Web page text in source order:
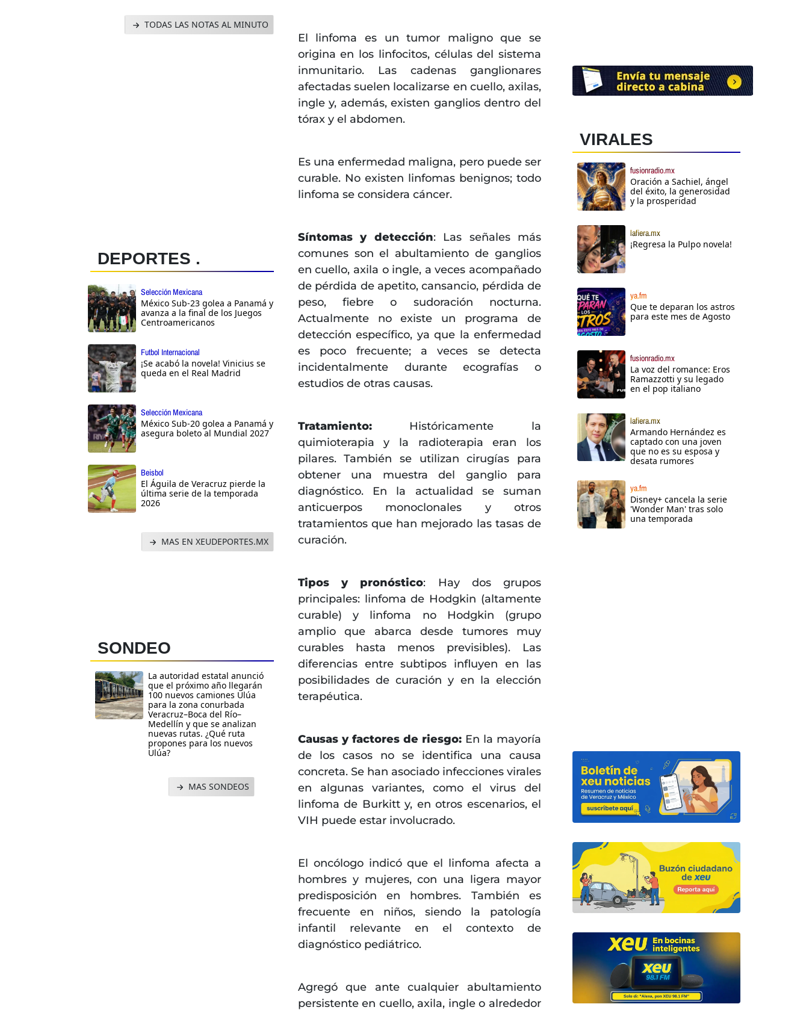
TODAS LAS NOTAS AL MINUTO
DEPORTES .
Selección Mexicana
México Sub-23 golea a Panamá y
avanza a la final de los Juegos
Centroamericanos
Futbol Internacional
¡Se acabó la novela! Vinicius se
queda en el Real Madrid
Selección Mexicana
México Sub-20 golea a Panamá y
asegura boleto al Mundial 2027
Beisbol
El Águila de Veracruz pierde la
última serie de la temporada
2026
MAS EN XEUDEPORTES.MX
SONDEO
La autoridad estatal anunció
que el próximo año llegarán
100 nuevos camiones Ulúa
para la zona conurbada
Veracruz–Boca del Río–
Medellín y que se analizan
nuevas rutas. ¿Qué ruta
propones para los nuevos
Ulúa?
MAS SONDEOS
El linfoma es un tumor maligno que se
origina en los linfocitos, células del sistema
inmunitario. Las cadenas ganglionares
afectadas suelen localizarse en cuello, axilas,
ingle y, además, existen ganglios dentro del
tórax y el abdomen.
Es una enfermedad maligna, pero puede ser
curable. No existen linfomas benignos; todo
linfoma se considera cáncer.
Síntomas y detección: Las señales más
comunes son el abultamiento de ganglios
en cuello, axila o ingle, a veces acompañado
de pérdida de apetito, cansancio, pérdida de
peso, fiebre o sudoración nocturna.
Actualmente no existe un programa de
detección específico, ya que la enfermedad
es poco frecuente; a veces se detecta
incidentalmente durante ecografías o
estudios de otras causas.
Tratamiento:Históricamente la
quimioterapia y la radioterapia eran los
pilares. También se utilizan cirugías para
obtener una muestra del ganglio para
diagnóstico. En la actualidad se suman
anticuerpos monoclonales y otros
tratamientos que han mejorado las tasas de
curación.
Tipos y pronóstico: Hay dos grupos
principales: linfoma de Hodgkin (altamente
curable) y linfoma no Hodgkin (grupo
amplio que abarca desde tumores muy
curables hasta menos previsibles). Las
diferencias entre subtipos influyen en las
posibilidades de curación y en la elección
terapéutica.
Causas y factores de riesgo:En la mayoría
de los casos no se identifica una causa
concreta. Se han asociado infecciones virales
en algunas variantes, como el virus del
linfoma de Burkitt y, en otros escenarios, el
VIH puede estar involucrado.
El oncólogo indicó que el linfoma afecta a
hombres y mujeres, con una ligera mayor
predisposición en hombres. También es
frecuente en niños, siendo la patología
infantil relevante en el contexto de
diagnóstico pediátrico.
Agregó que ante cualquier abultamiento
persistente en cuello, axila, ingle o alrededor
VIRALES
fusionradio.mx
Oración a Sachiel, ángel
del éxito, la generosidad
y la prosperidad
lafiera.mx
¡Regresa la Pulpo novela!
ya.fm
Que te deparan los astros
para este mes de Agosto
fusionradio.mx
La voz del romance: Eros
Ramazzotti y su legado
en el pop italiano
lafiera.mx
Armando Hernández es
captado con una joven
que no es su esposa y
desata rumores
ya.fm
Disney+ cancela la serie
'Wonder Man' tras solo
una temporada